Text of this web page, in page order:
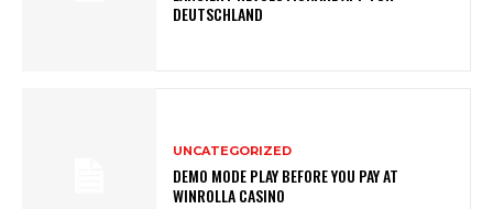
DEUTSCHLAND
UNCATEGORIZED
DEMO MODE PLAY BEFORE YOU PAY AT
WINROLLA CASINO